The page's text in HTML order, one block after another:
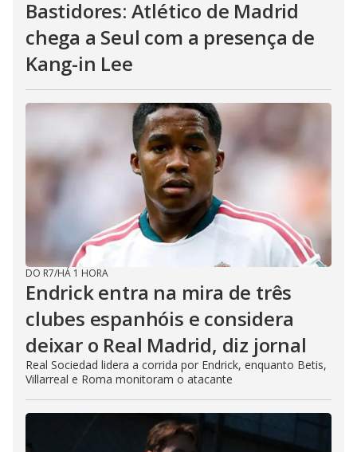
Bastidores: Atlético de Madrid
chega a Seul com a presença de
Kang-in Lee
DO R7/HÁ 1 HORA
Endrick entra na mira de três
clubes espanhóis e considera
deixar o Real Madrid, diz jornal
Real Sociedad lidera a corrida por Endrick, enquanto Betis,
Villarreal e Roma monitoram o atacante